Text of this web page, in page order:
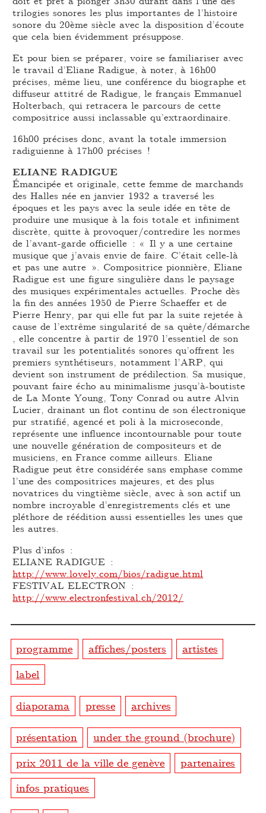
trilogies sonores les plus importantes de l’histoire
sonore du 20ème siècle avec la disposition d’écoute
que cela bien évidemment présuppose.
Et pour bien se préparer, voire se familiariser avec
le travail d’Eliane Radigue, à noter, à 16h00
précises, même lieu, une conférence du biographe et
diffuseur attitré de Radigue, le français Emmanuel
Holterbach, qui retracera le parcours de cette
compositrice aussi inclassable qu’extraordinaire.
16h00 précises donc, avant la totale immersion
radiguienne à 17h00 précises !
ELIANE RADIGUE
Émancipée et originale, cette femme de marchands
des Halles née en janvier 1932 a traversé les
époques et les pays avec la seule idée en tête de
produire une musique à la fois totale et infiniment
discrète, quitte à provoquer/contredire les normes
de l’avant-garde officielle : « Il y a une certaine
musique que j’avais envie de faire. C’était celle-là
et pas une autre ». Compositrice pionnière, Eliane
Radigue est une figure singulière dans le paysage
des musiques expérimentales actuelles. Proche dès
la fin des années 1950 de Pierre Schaeffer et de
Pierre Henry, par qui elle fut par la suite rejetée à
cause de l’extrême singularité de sa quête/démarche
, elle concentre à partir de 1970 l’essentiel de son
travail sur les potentialités sonores qu’offrent les
premiers synthétiseurs, notamment l’ARP, qui
devient son instrument de prédilection. Sa musique,
pouvant faire écho au minimalisme jusqu’à-boutiste
de La Monte Young, Tony Conrad ou autre Alvin
Lucier, drainant un flot continu de son électronique
pur stratifié, agencé et poli à la microseconde,
représente une influence incontournable pour toute
une nouvelle génération de compositeurs et de
musiciens, en France comme ailleurs. Eliane
Radigue peut être considérée sans emphase comme
l’une des compositrices majeures, et des plus
novatrices du vingtième siècle, avec à son actif un
nombre incroyable d’enregistrements clés et une
pléthore de réédition aussi essentielles les unes que
les autres.
Plus d’infos :
ELIANE RADIGUE :
http://www.lovely.com/bios/radigue.html
FESTIVAL ELECTRON :
http://www.electronfestival.ch/2012/
programme affiches/posters
artistes
label
diaporama presse archives
présentation
under the ground (brochure)
prix 2011 de la ville de genève
partenaires
infos pratiques